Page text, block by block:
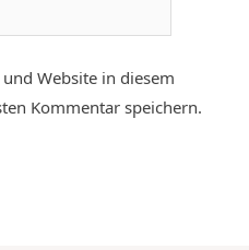
Website in diesem
Kommentar speichern.